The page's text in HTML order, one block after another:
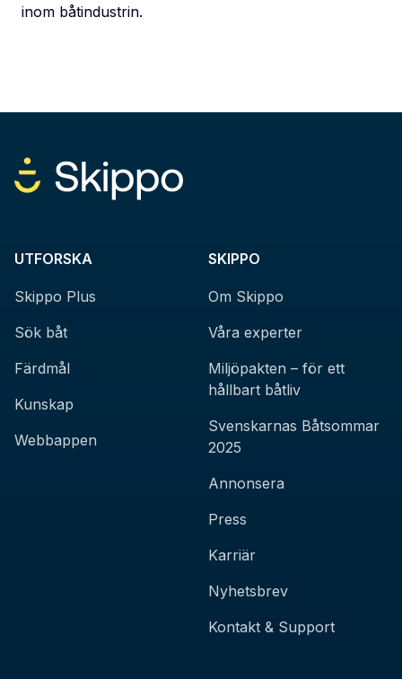
inom båtindustrin.
UTFORSKA
Skippo Plus
Sök båt
Färdmål
Kunskap
Webbappen
SKIPPO
Om Skippo
Våra experter
Miljöpakten – för ett
hållbart båtliv
Svenskarnas Båtsommar
2025
Annonsera
Press
Karriär
Nyhetsbrev
Kontakt & Support